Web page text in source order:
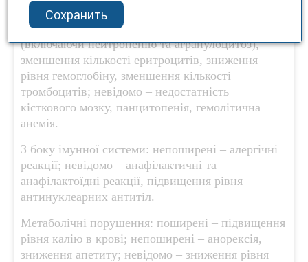
системи: непоширені – еозинофілія; рідко
поширені – зменшення кількості лейкоцитів
(включаючи нейтропенію та агранулоцитоз),
зменшення кількості еритроцитів, зниження
рівня гемоглобіну, зменшення кількості
тромбоцитів; невідомо – недостатність
кісткового мозку, панцитопенія, гемолітична
анемія.
З боку імунної системи: непоширені – алергічні
реакції; невідомо – анафілактичні та
анафілактоїдні реакції, підвищення рівня
антинуклеарних антитіл.
Метаболічні порушення: поширені – підвищення
рівня калію в крові; непоширені – анорексія,
зниження апетиту; невідомо – зниження рівня
Сохранить